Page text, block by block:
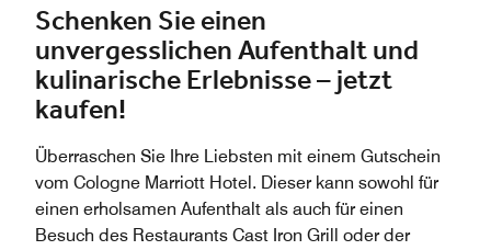
Schenken Sie einen
unvergesslichen Aufenthalt und
kulinarische Erlebnisse – jetzt
kaufen!
Überraschen Sie Ihre Liebsten mit einem Gutschein
vom Cologne Marriott Hotel. Dieser kann sowohl für
einen erholsamen Aufenthalt als auch für einen
Besuch des Restaurants Cast Iron Grill oder der